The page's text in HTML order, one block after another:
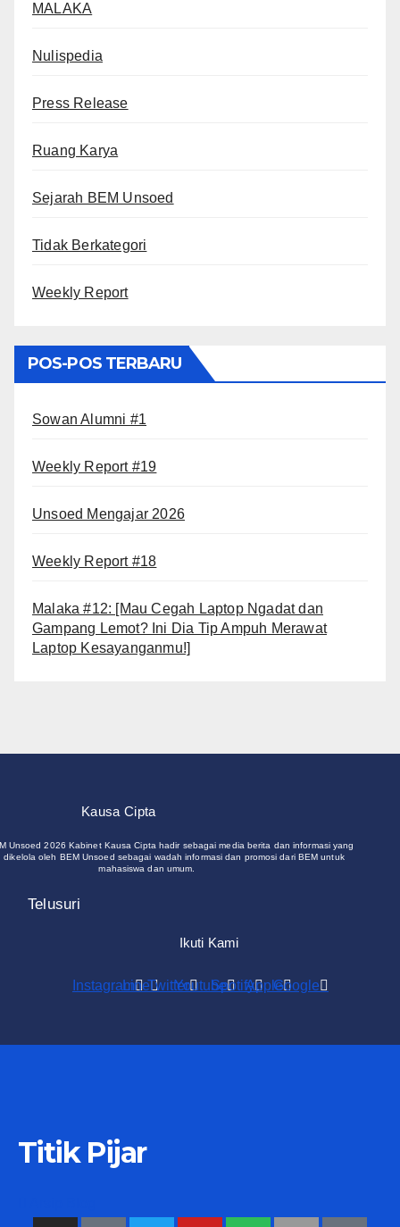
MALAKA
Nulispedia
Press Release
Ruang Karya
Sejarah BEM Unsoed
Tidak Berkategori
Weekly Report
POS-POS TERBARU
Sowan Alumni #1
Weekly Report #19
Unsoed Mengajar 2026
Weekly Report #18
Malaka #12: [Mau Cegah Laptop Ngadat dan
Gampang Lemot? Ini Dia Tip Ampuh Merawat
Laptop Kesayanganmu!]
Kausa Cipta
Unsoed 2026 Kabinet Kausa Cipta hadir sebagai media berita dan informasi yang
dikelola oleh BEM Unsoed sebagai wadah informasi dan promosi dari BEM untuk
mahasiswa dan umum.
Telusuri
Ikuti Kami
InstagramLineTwitterYoutubeSpotifyAppleGoogle
Titik Pijar